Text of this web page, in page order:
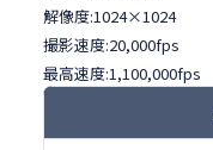
解像度:1024×1024
撮影速度:20,000fps
最高速度:1,100,000fps